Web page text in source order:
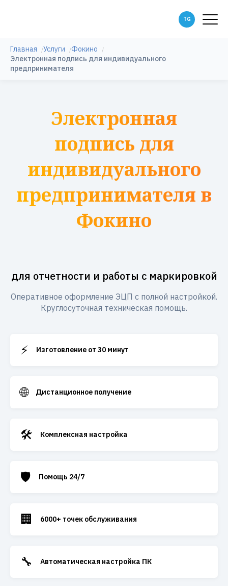
Главная Услуги
Фокино
Электронная подпись для индивидуального
предпринимателя
Электронная
подпись для
индивидуального
предпринимателя в
Фокино
для отчетности и работы с маркировкой
Оперативное оформление ЭЦП с полной настройкой.
Круглосуточная техническая помощь.
⚡ Изготовление от 30 минут
🌐 Дистанционное получение
🛠️ Комплексная настройка
🛡️ Помощь 24/7
🏢 6000+ точек обслуживания
🔧 Автоматическая настройка ПК